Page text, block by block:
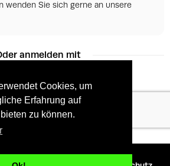
Cookies, um
Erfahrung auf
zu können.
wenden Sie sich gerne an unsere
anmelden mit